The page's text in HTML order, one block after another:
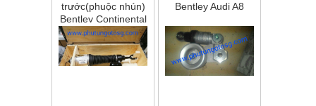
trước(phuộc nhún)
Bentley Continental
Flying Spur Speed
năm 2009
Bentley Audi A8